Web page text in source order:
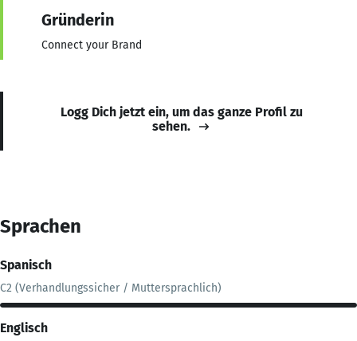
Gründerin
Connect your Brand
Logg Dich jetzt ein, um das ganze Profil zu
sehen.
Sprachen
Spanisch
C2 (Verhandlungssicher / Muttersprachlich)
Englisch